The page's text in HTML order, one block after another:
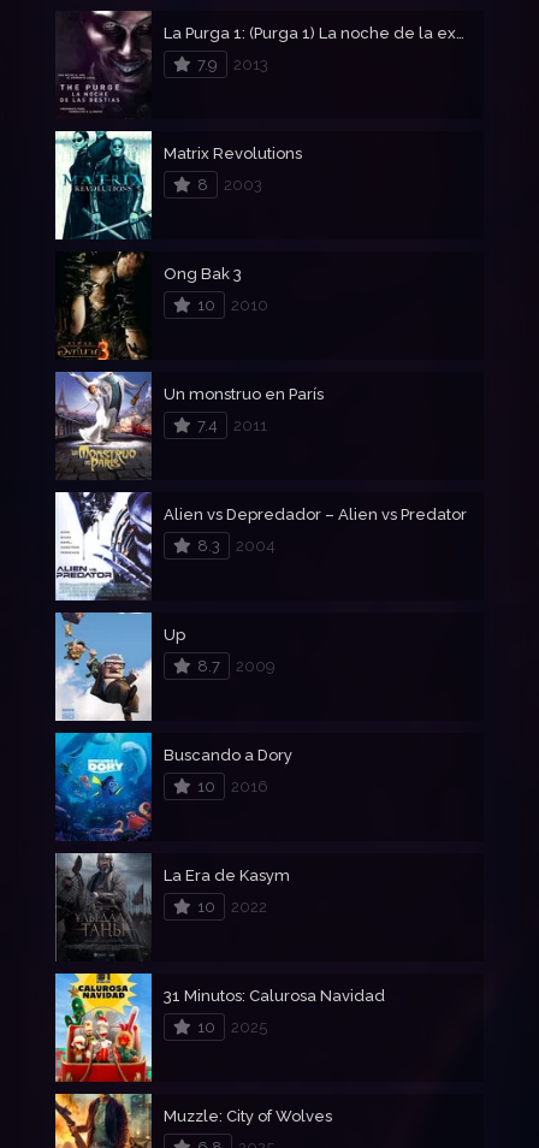
La Purga 1: (Purga 1) La noche de la expancion
7.9
2013
Matrix Revolutions
8
2003
Ong Bak 3
10
2010
Un monstruo en París
7.4
2011
Alien vs Depredador – Alien vs Predator
8.3
2004
Up
8.7
2009
Buscando a Dory
10
2016
La Era de Kasym
10
2022
31 Minutos: Calurosa Navidad
10
2025
Muzzle: City of Wolves